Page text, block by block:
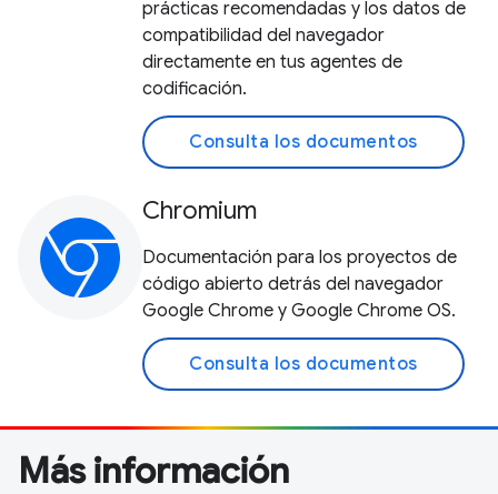
prácticas recomendadas y los datos de
compatibilidad del navegador
directamente en tus agentes de
codificación.
Consulta los documentos
Chromium
Documentación para los proyectos de
código abierto detrás del navegador
Google Chrome y Google Chrome OS.
Consulta los documentos
Más información